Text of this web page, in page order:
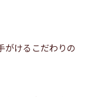
がけるこだわりの